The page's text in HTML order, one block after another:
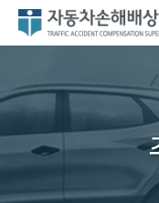
자
손
해
배